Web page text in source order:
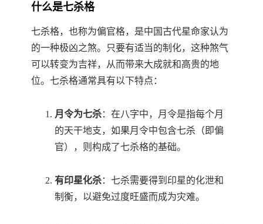
什么是七杀格
七杀格，也称为偏官格，是中国古代星命家认为
的一种极凶之煞。只要有适当的制化，这种煞气
可以转变为吉祥，从而带来大成就和高贵的地
位。七杀格通常具有以下特点：
月令为七杀：在八字中，月令是指每个月
的天干地支，如果月令中包含七杀（即偏
官），则构成了七杀格的基础。
有印星化杀：七杀需要得到印星的化泄和
制衡，以避免过度旺盛而成为灾难。